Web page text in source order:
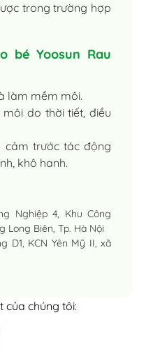
trong trường hợp
bé Yoosun Rau
làm mềm môi.
do thời tiết, điều
cảm trước tác động
khô hanh.
Nghiệp 4, Khu Công
Long Biên, Tp. Hà Nội
D1, KCN Yên Mỹ II, xã
của chúng tôi: